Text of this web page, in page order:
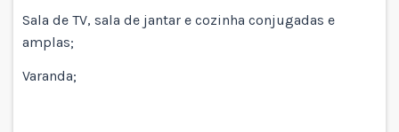
Sala de TV, sala de jantar e cozinha conjugadas e
amplas;
Varanda;